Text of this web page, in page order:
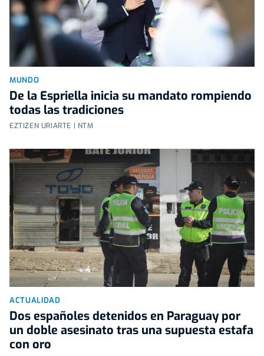
MUNDO
De la Espriella inicia su mandato rompiendo
todas las tradiciones
EZTIZEN URIARTE | NTM
ACTUALIDAD
Dos españoles detenidos en Paraguay por
un doble asesinato tras una supuesta estafa
con oro